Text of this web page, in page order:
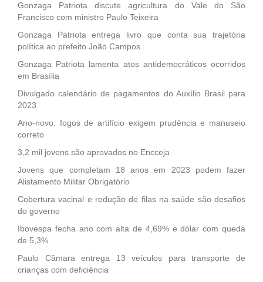
Gonzaga Patriota discute agricultura do Vale do São
Francisco com ministro Paulo Teixeira
Gonzaga Patriota entrega livro que conta sua trajetória
política ao prefeito João Campos
Gonzaga Patriota lamenta atos antidemocráticos ocorridos
em Brasília
Divulgado calendário de pagamentos do Auxílio Brasil para
2023
Ano-novo: fogos de artifício exigem prudência e manuseio
correto
3,2 mil jovens são aprovados no Encceja
Jovens que completam 18 anos em 2023 podem fazer
Alistamento Militar Obrigatório
Cobertura vacinal e redução de filas na saúde são desafios
do governo
Ibovespa fecha ano com alta de 4,69% e dólar com queda
de 5,3%
Paulo Câmara entrega 13 veículos para transporte de
crianças com deficiência